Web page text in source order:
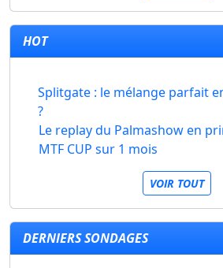
HOT
Splitgate : le mélange parfait
?
Le replay du Palmashow en
MTF CUP sur 1 mois
VOIR TOUT
DERNIERS SONDAGES